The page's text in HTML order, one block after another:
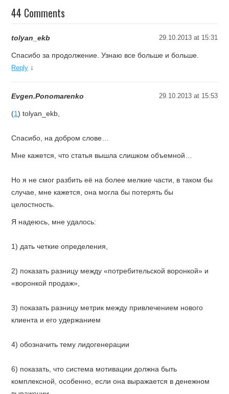
44 Comments
tolyan_ekb 29.10.2013 at 15:31
Спасибо за продолжение. Узнаю все больше и больше.
Reply ↓
Evgen.Ponomarenko 29.10.2013 at 15:53
(1) tolyan_ekb,
Спасибо, на добром слове…
Мне кажется, что статья вышла слишком объемной…
Но я не смог разбить её на более мелкие части, в таком бы
случае, мне кажется, она могла бы потерять бы
целостность.
Я надеюсь, мне удалось:
1) дать четкие определения,
2) показать разницу между «потребительской воронкой» и
«воронкой продаж»,
3) показать разницу метрик между привлечением нового
клиента и его удержанием
4) обозначить тему лидогенерации
6) показать, что система мотивации должна быть
комплексной, особенно, если она выражается в денежном